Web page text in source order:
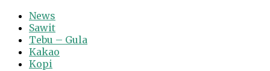
News
Sawit
Tebu – Gula
Kakao
Kopi